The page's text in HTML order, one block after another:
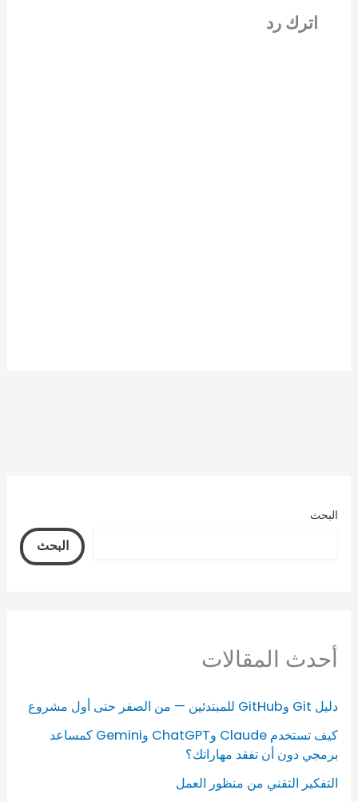
البحث
البحث
أحدث المقالات
دليل Git وGitHub للمبتدئين — من الصفر حتى أول مشروع
كيف تستخدم Claude وChatGPT وGemini كمساعد
برمجي دون أن تفقد مهاراتك؟
التفكير التقني من منظور العمل
اترك رد